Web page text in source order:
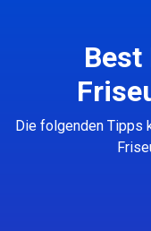
Die folgenden Tipps